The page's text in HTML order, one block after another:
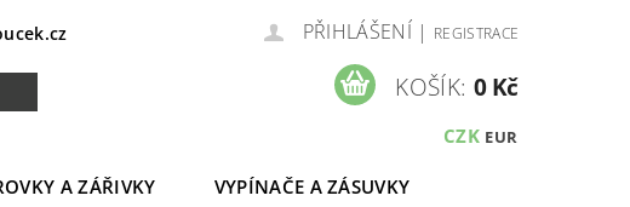
PŘIHLÁŠENÍ | REGISTRACE
CZK EUR
KOŠÍK: 0 Kč
A ZÁŘIVKY
VYPÍNAČE A ZÁSUVKY